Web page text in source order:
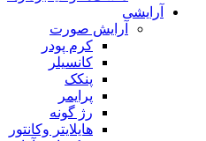
آرایشی
آرایش صورت
کرم پودر
کانسیلر
پنکک
پرایمر
رژ گونه
هایلایتر وکانتور